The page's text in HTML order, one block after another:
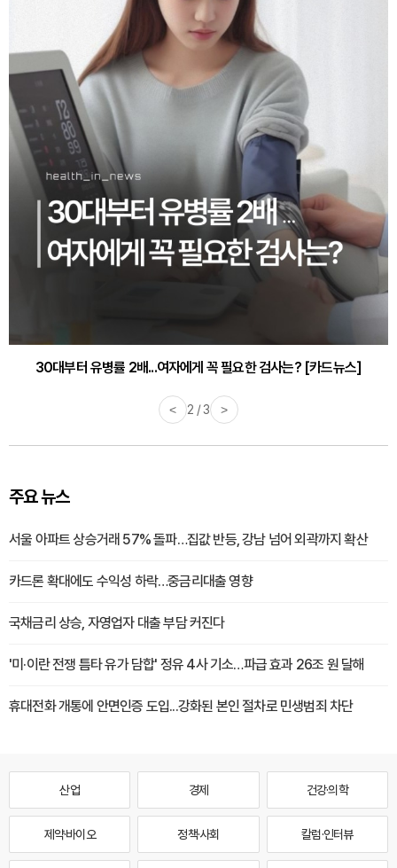
30대부터 유병률 2배...여자에게 꼭 필요한 검사는? [카드뉴스]
감기·독감 예방하고 면역력 높이는 4가지 영양제 [카드뉴스]
< 2 / 3 >
주요 뉴스
서울 아파트 상승거래 57% 돌파…집값 반등, 강남 넘어 외곽까지 확산
카드론 확대에도 수익성 하락…중금리대출 영향
국채금리 상승, 자영업자 대출 부담 커진다
'미·이란 전쟁 틈타 유가 담합' 정유 4사 기소…파급 효과 26조 원 달해
휴대전화 개통에 안면인증 도입...강화된 본인 절차로 민생범죄 차단
산업 경제 건강·의학
제약·바이오 정책·사회 칼럼·인터뷰